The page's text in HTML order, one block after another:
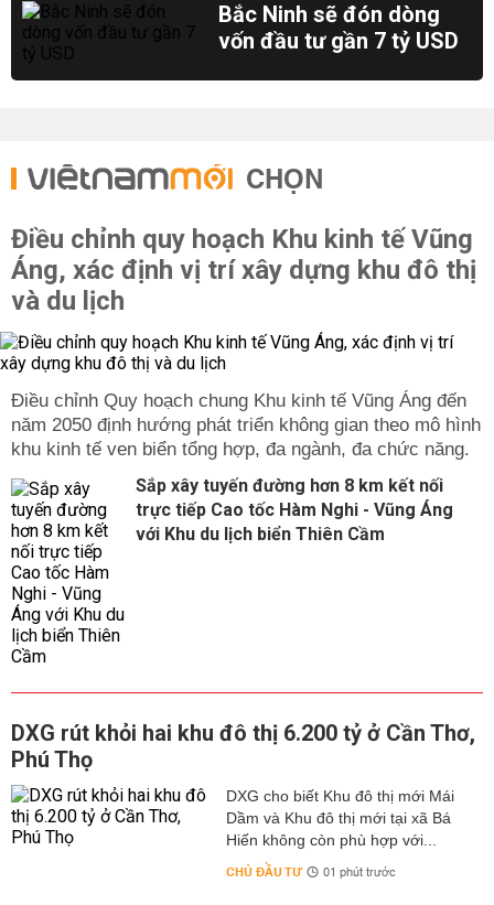
Bắc Ninh sẽ đón dòng
vốn đầu tư gần 7 tỷ USD
CHỌN
Điều chỉnh quy hoạch Khu kinh tế Vũng
Áng, xác định vị trí xây dựng khu đô thị
và du lịch
Điều chỉnh Quy hoạch chung Khu kinh tế Vũng Áng đến
năm 2050 định hướng phát triển không gian theo mô hình
khu kinh tế ven biển tổng hợp, đa ngành, đa chức năng.
Sắp xây tuyến đường hơn 8 km kết nối
trực tiếp Cao tốc Hàm Nghi - Vũng Áng
với Khu du lịch biển Thiên Cầm
DXG rút khỏi hai khu đô thị 6.200 tỷ ở Cần Thơ,
Phú Thọ
DXG cho biết Khu đô thị mới Mái
Dầm và Khu đô thị mới tại xã Bá
Hiến không còn phù hợp với...
CHỦ ĐẦU TƯ 01 phút trước